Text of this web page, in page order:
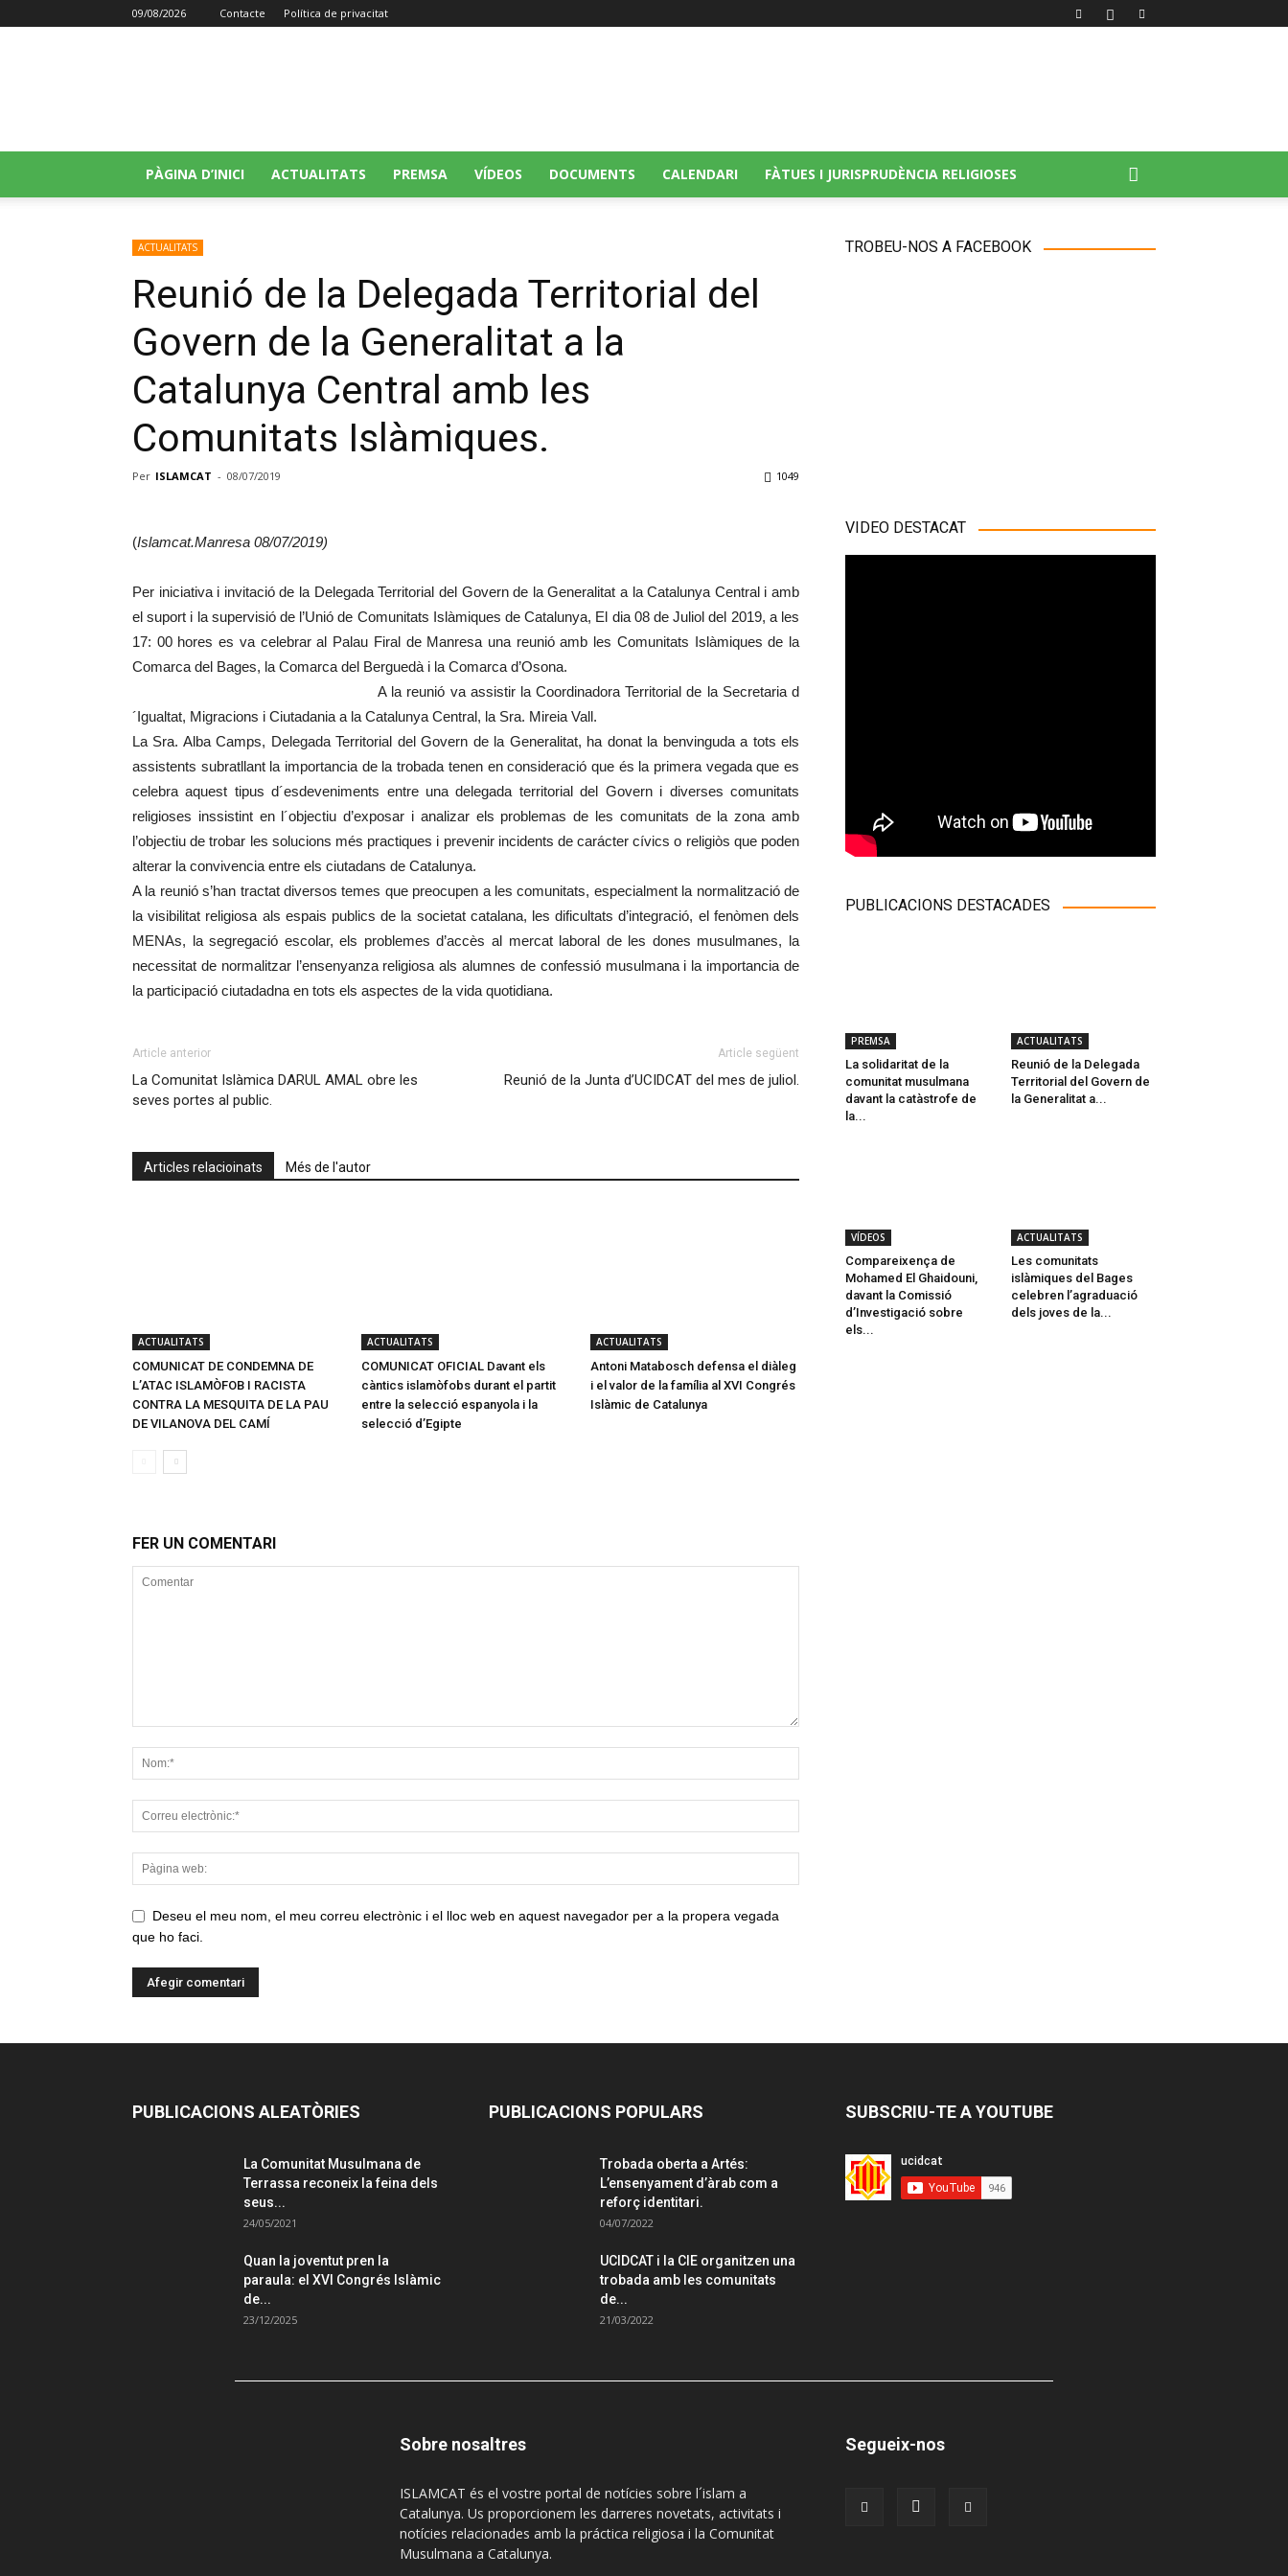
09/08/2026 Contacte Política de privacitat
PÀGINA D’INICI ACTUALITATS PREMSA VÍDEOS DOCUMENTS CALENDARI FÀTUES I JURISPRUDÈNCIA RELIGIOSES
ACTUALITATS
Reunió de la Delegada Territorial del
Govern de la Generalitat a la
Catalunya Central amb les
Comunitats Islàmiques.
Per ISLAMCAT - 08/07/2019 1049
(Islamcat.Manresa 08/07/2019)
Per iniciativa i invitació de la Delegada Territorial del Govern de la Generalitat a la Catalunya Central i amb
el suport i la supervisió de l’Unió de Comunitats Islàmiques de Catalunya, El dia 08 de Juliol del 2019, a les
17: 00 hores es va celebrar al Palau Firal de Manresa una reunió amb les Comunitats Islàmiques de la
Comarca del Bages, la Comarca del Berguedà i la Comarca d’Osona.
A la reunió va assistir la Coordinadora Territorial de la Secretaria d
´Igualtat, Migracions i Ciutadania a la Catalunya Central, la Sra. Mireia Vall.
La Sra. Alba Camps, Delegada Territorial del Govern de la Generalitat, ha donat la benvinguda a tots els
assistents subratllant la importancia de la trobada tenen en consideració que és la primera vegada que es
celebra aquest tipus d´esdeveniments entre una delegada territorial del Govern i diverses comunitats
religioses inssistint en l´objectiu d’exposar i analizar els problemas de les comunitats de la zona amb
l’objectiu de trobar les solucions més practiques i prevenir incidents de carácter cívics o religiòs que poden
alterar la convivencia entre els ciutadans de Catalunya. ​
A la reunió s’han tractat diversos temes que preocupen a les comunitats, especialment la normalització de
la visibilitat religiosa als espais publics de la societat catalana, les dificultats d’integració, el fenòmen dels
MENAs, la segregació escolar, els problemes d’accès al mercat laboral de les dones musulmanes, la
necessitat de normalitzar l’ensenyanza religiosa als alumnes de confessió musulmana i la importancia de
la participació ciutadadna en tots els aspectes de la vida quotidiana.
Article anterior
La Comunitat Islàmica DARUL AMAL obre les
seves portes al public.
Article següent
Reunió de la Junta d’UCIDCAT del mes de juliol.
Articles relacioinats Més de l'autor
ACTUALITATS
COMUNICAT DE CONDEMNA DE
L’ATAC ISLAMÒFOB I RACISTA
CONTRA LA MESQUITA DE LA PAU
DE VILANOVA DEL CAMÍ
ACTUALITATS
COMUNICAT OFICIAL Davant els
càntics islamòfobs durant el partit
entre la selecció espanyola i la
selecció d’Egipte
ACTUALITATS
Antoni Matabosch defensa el diàleg
i el valor de la família al XVI Congrés
Islàmic de Catalunya
FER UN COMENTARI
Deseu el meu nom, el meu correu electrònic i el lloc web en aquest navegador per a la propera vegada
que ho faci.
TROBEU-NOS A FACEBOOK
VÍDEO DESTACAT
PUBLICACIONS DESTACADES
PREMSA
La solidaritat de la
comunitat musulmana
davant la catàstrofe de
la...
ACTUALITATS
Reunió de la Delegada
Territorial del Govern de
la Generalitat a...
VÍDEOS
Compareixença de
Mohamed El Ghaidouni,
davant la Comissió
d’Investigació sobre
els...
ACTUALITATS
Les comunitats
islàmiques del Bages
celebren l’agraduació
dels joves de la...
PUBLICACIONS ALEATÒRIES
La Comunitat Musulmana de
Terrassa reconeix la feina dels
seus...
24/05/2021
Quan la joventut pren la
paraula: el XVI Congrés Islàmic
de...
23/12/2025
PUBLICACIONS POPULARS
Trobada oberta a Artés:
L’ensenyament d’àrab com a
reforç identitari.
04/07/2022
UCIDCAT i la CIE organitzen una
trobada amb les comunitats
de...
21/03/2022
SUBSCRIU-TE A YOUTUBE
Sobre nosaltres
ISLAMCAT és el vostre portal de notícies sobre l´islam a
Catalunya. Us proporcionem les darreres novetats, activitats i
notícies relacionades amb la práctica religiosa i la Comunitat
Musulmana a Catalunya.
Segueix-nos